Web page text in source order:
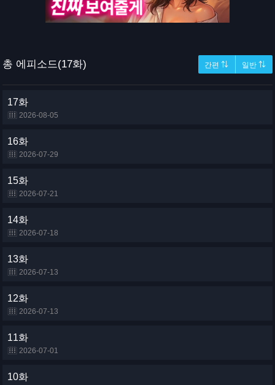
총 에피소드(17화) 간편 ⇅ 일반 ⇅
17화
2026-08-05
16화
2026-07-29
15화
2026-07-21
14화
2026-07-18
13화
2026-07-13
12화
2026-07-13
11화
2026-07-01
10화